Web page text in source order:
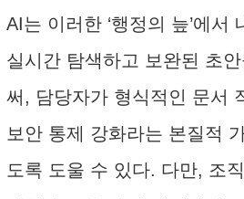
AI는 이러한 ‘행정의 늪’에서
실시간 탐색하고 보완된 초
써, 담당자가 형식적인 문서
보안 통제 강화라는 본질적
도록 도울 수 있다. 다만, 조